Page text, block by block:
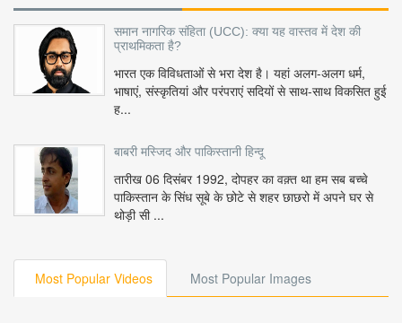
समान नागरिक संहिता (UCC): क्या यह वास्तव में देश की
प्राथमिकता है?
भारत एक विविधताओं से भरा देश है। यहां अलग-अलग धर्म,
भाषाएं, संस्कृतियां और परंपराएं सदियों से साथ-साथ विकसित हुई
ह...
बाबरी मस्जिद और पाकिस्तानी हिन्दू
तारीख 06 दिसंबर 1992, दोपहर का वक़्त था हम सब बच्चे
पाकिस्तान के सिंध सूबे के छोटे से शहर छाछरो में अपने घर से
थोड़ी सी ...
Most Popular Videos Most Popular Images